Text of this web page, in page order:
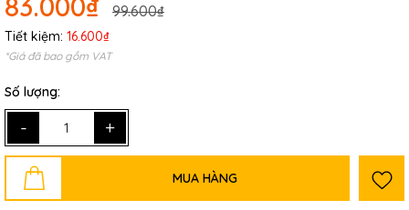
99.600₫
Tiết kiệm: 16.600₫
*Giá đã bao gồm VAT
Số lượng:
- +
MUA HÀNG